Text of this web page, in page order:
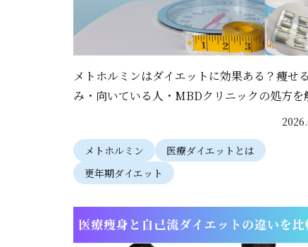
メトホルミンはダイエットに効果ある？痩せ
み・向いている人・MBDクリニックの処方を
メトホルミン
医療ダイエットとは
更年期ダイエット